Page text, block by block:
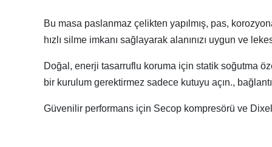
Bu masa paslanmaz çelikten yapılmış, pas,
hızlı silme imkanı sağlayarak alanınızı uygun ve
Doğal, enerji tasarruflu koruma için statik soğutma
bir kurulum gerektirmez sadece kutuyu açın.,
Güvenilir performans için Secop kompresörü ve